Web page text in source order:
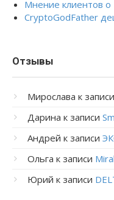
Мнение клиентов о
CryptoGodFather
Отзывы
Мирослава к записи
Дарина к записи
Андрей к записи
Ольга к записи
Юрий к записи